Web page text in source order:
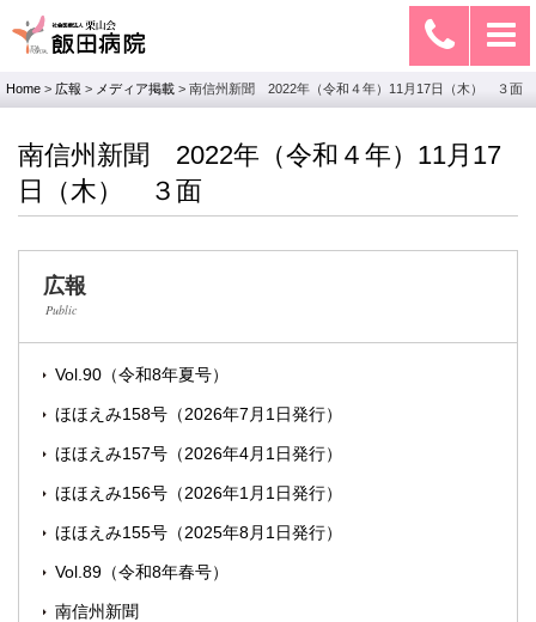
Home > 広報 > メディア掲載 > 南信州新聞 2022年（令和４年）11月17日（木） ３面
南信州新聞 2022年（令和４年）11月17
日（木） ３面
広報
Public
Vol.90（令和8年夏号）
ほほえみ158号（2026年7月1日発行）
ほほえみ157号（2026年4月1日発行）
ほほえみ156号（2026年1月1日発行）
ほほえみ155号（2025年8月1日発行）
Vol.89（令和8年春号）
南信州新聞